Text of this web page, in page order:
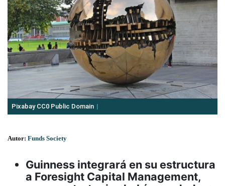
Pixabay CC0 Public Domain
Autor: Funds Society
Guinness integrará en su estructura
a Foresight Capital Management,